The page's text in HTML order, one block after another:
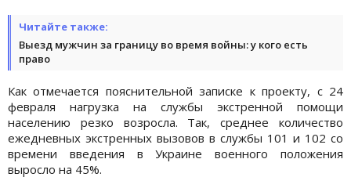
Читайте также:
Выезд мужчин за границу во время войны: у кого есть
право
Как отмечается пояснительной записке к проекту, с 24
февраля нагрузка на службы экстренной помощи
населению резко возросла. Так, среднее количество
ежедневных экстренных вызовов в службы 101 и 102 со
времени введения в Украине военного положения
выросло на 45%.